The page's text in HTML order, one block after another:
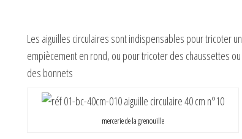
Les aiguilles circulaires sont indispensables pour tricoter un
empiècement en rond, ou pour tricoter des chaussettes ou
des bonnets
mercerie de la grenouille